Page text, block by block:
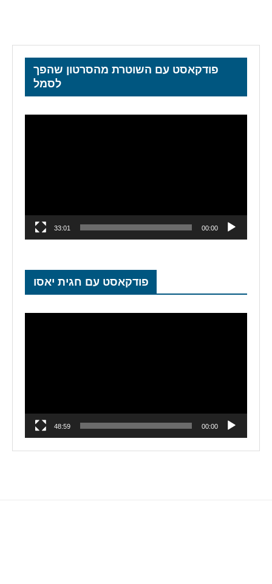
פודקאסט עם השוטרת מהסרטון שהפך
לסמל
00:00
33:01
פודקאסט עם חגית יאסו
00:00
48:59